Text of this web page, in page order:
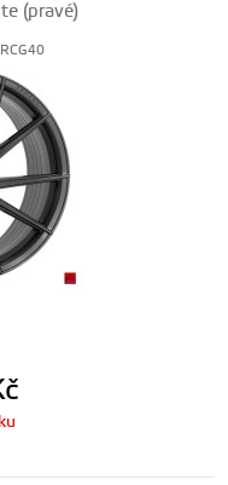
(pravé)